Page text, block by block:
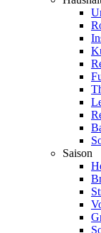
Saison